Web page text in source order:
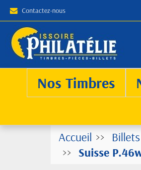
Contactez-nous
Nos Timbres
Accueil
Suisse